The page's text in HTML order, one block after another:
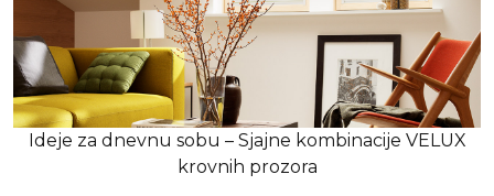
Ideje za dnevnu sobu – Sjajne kombinacije VELUX
krovnih prozora